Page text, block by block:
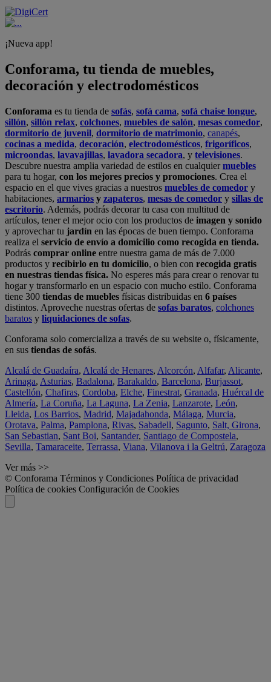
¡Nueva app!
Conforama, tu tienda de muebles,
decoración y electrodomésticos
Conforama es tu tienda de sofás, sofá cama, sofá chaise longue,
sillón, sillón relax, colchones, muebles de salón, mesas comedor,
dormitorio de juvenil, dormitorio de matrimonio, canapés,
cocinas a medida, decoración, electrodomésticos, frigoríficos,
microondas, lavavajillas, lavadora secadora, y televisiones.
Descubre nuestra amplia variedad de estilos en cualquiermuebles
para tu hogar, con los mejores precios y promociones. Crea el
espacio en el que vives gracias a nuestros muebles de comedor y
habitaciones, armarios y zapateros, mesas de comedor y sillas de
escritorio. Además, podrás decorar tu casa con multitud de
artículos, tener el mejor ocio con los productos de imagen y sonido
y aprovechar tu jardín en las épocas de buen tiempo. Conforama
realiza el servicio de envío a domicilio como recogida en tienda.
Podrás comprar online entre nuestra gama de más de 7.000
productos y recibirlo en tu domicilio, o bien con recogida gratis
en nuestras tiendas física. No esperes más para crear o renovar tu
hogar y transformarlo en un espacio con mucho estilo. Conforama
tiene 300 tiendas de muebles físicas distribuidas en 6 países
distintos. Aproveche nuestras ofertas de sofas baratos, colchones
baratos y liquidaciones de sofas.
Conforama solo comercializa a través de su website o, físicamente,
en sus tiendas de sofás.
Alcalá de Guadaíra, Alcalá de Henares, Alcorcón, Alfafar, Alicante,
Arinaga, Asturias, Badalona, Barakaldo, Barcelona, Burjassot,
Castellón, Chafiras, Cordoba, Elche, Finestrat, Granada, Huércal de
Almería, La Coruña, La Laguna, La Zenia, Lanzarote, León,
Lleida, Los Barrios, Madrid, Majadahonda, Málaga, Murcia,
Orotava, Palma, Pamplona, Rivas, Sabadell, Sagunto, Salt, Girona,
San Sebastian, Sant Boi, Santander, Santiago de Compostela,
Sevilla, Tamaraceite, Terrassa, Viana, Vilanova i la Geltrú, Zaragoza
Ver más >>
© Conforama Términos y Condiciones Política de privacidad
Política de cookies Configuración de Cookies